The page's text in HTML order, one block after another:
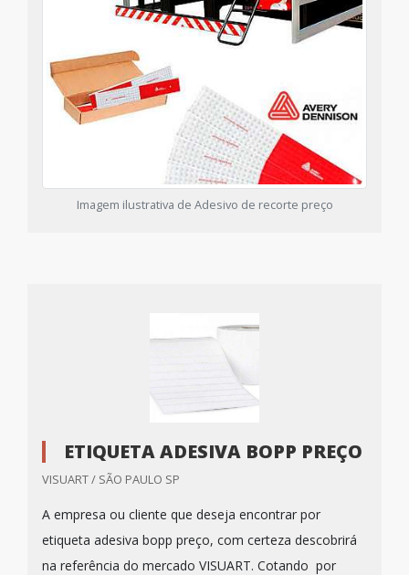
Imagem ilustrativa de Adesivo de recorte preço
ETIQUETA ADESIVA BOPP PREÇO
VISUART / SÃO PAULO SP
A empresa ou cliente que deseja encontrar por
etiqueta adesiva bopp preço, com certeza descobrirá
na referência do mercado VISUART. Cotando por